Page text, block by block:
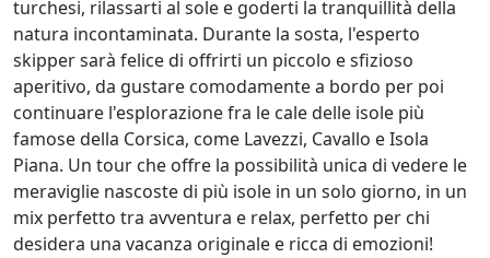
turchesi, rilassarti al sole e goderti la tranquillità della
natura incontaminata. Durante la sosta, l'esperto
skipper sarà felice di offrirti un piccolo e sfizioso
aperitivo, da gustare comodamente a bordo per poi
continuare l'esplorazione fra le cale delle isole più
famose della Corsica, come Lavezzi, Cavallo e Isola
Piana. Un tour che offre la possibilità unica di vedere le
meraviglie nascoste di più isole in un solo giorno, in un
mix perfetto tra avventura e relax, perfetto per chi
desidera una vacanza originale e ricca di emozioni!